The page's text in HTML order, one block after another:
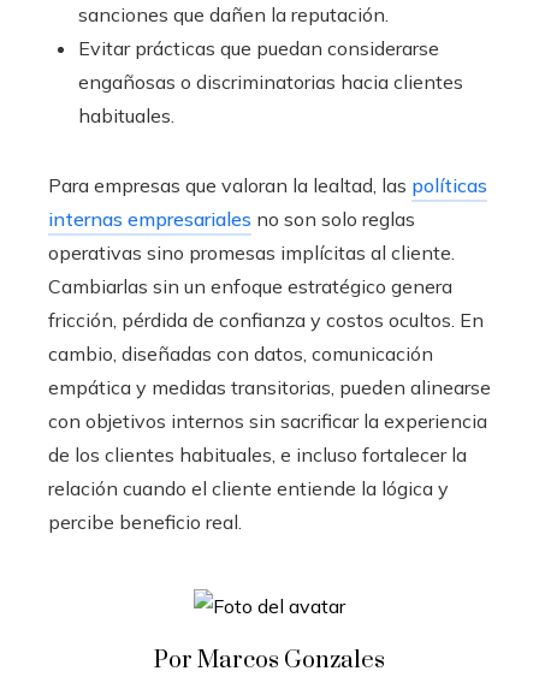
sanciones que dañen la reputación.
Evitar prácticas que puedan considerarse
engañosas o discriminatorias hacia clientes
habituales.
Para empresas que valoran la lealtad, las políticas
internas empresariales no son solo reglas
operativas sino promesas implícitas al cliente.
Cambiarlas sin un enfoque estratégico genera
fricción, pérdida de confianza y costos ocultos. En
cambio, diseñadas con datos, comunicación
empática y medidas transitorias, pueden alinearse
con objetivos internos sin sacrificar la experiencia
de los clientes habituales, e incluso fortalecer la
relación cuando el cliente entiende la lógica y
percibe beneficio real.
Por Marcos Gonzales